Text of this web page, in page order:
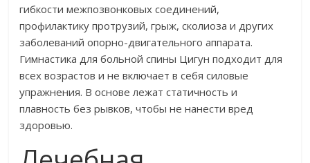
гибкости межпозвонковых соединений,
профилактику протрузий, грыж, сколиоза и других
заболеваний опорно-двигательного аппарата.
Гимнастика для больной спины Цигун подходит для
всех возрастов и не включает в себя силовые
упражнения. В основе лежат статичность и
плавность без рывков, чтобы не нанести вред
здоровью.